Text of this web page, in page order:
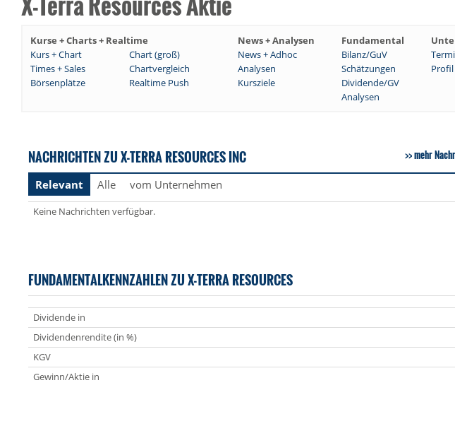
Kurse + Charts + Realtime News + Analysen Fundamental
Kurs + Chart
Chart (groß) News + Adhoc Bilanz/GuV
Times + Sales
Chartvergleich Analysen Schätzungen Profil
Börsenplätze
Realtime Push Kursziele Dividende/GV
Analysen
NACHRICHTEN ZU X-TERRA RESOURCES INC mehr
Relevant Alle vom Unternehmen
Keine Nachrichten verfügbar.
FUNDAMENTALKENNZAHLEN ZU X-TERRA RESOURCES
Dividende in
Dividendenrendite (in %)
KGV
Gewinn/Aktie in